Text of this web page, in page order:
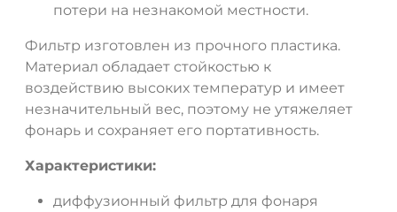
потери на незнакомой местности.
Фильтр изготовлен из прочного пластика.
Материал обладает стойкостью к
воздействию высоких температур и имеет
незначительный вес, поэтому не утяжеляет
фонарь и сохраняет его портативность.
Характеристики:
диффузионный фильтр для фонаря